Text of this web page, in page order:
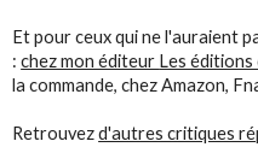
Et pour ceux qui ne l'auraient
:chez mon éditeur Les éditions
la commande, chez Amazon,
Retrouvezd'autres critiques